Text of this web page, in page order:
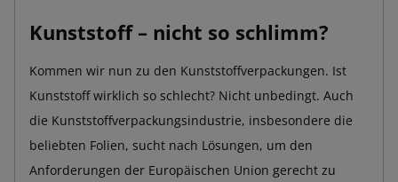
Kunststoff – nicht so schlimm?
Kommen wir nun zu den Kunststoffverpackungen. Ist
Kunststoff wirklich so schlecht? Nicht unbedingt. Auch
die Kunststoffverpackungsindustrie, insbesondere die
beliebten Folien, sucht nach Lösungen, um den
Anforderungen der Europäischen Union gerecht zu